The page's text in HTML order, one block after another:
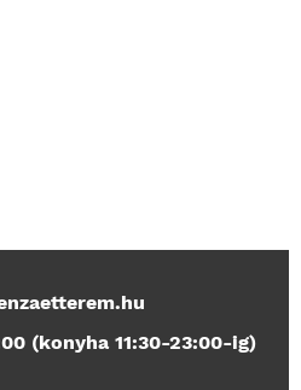
(konyha 11:30-23:00-ig)